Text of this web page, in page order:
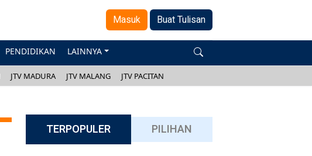
Masuk Buat Tulisan
PENDIDIKAN LAINNYA
JTV MADURA JTV MALANG JTV PACITAN
TERPOPULER PILIHAN